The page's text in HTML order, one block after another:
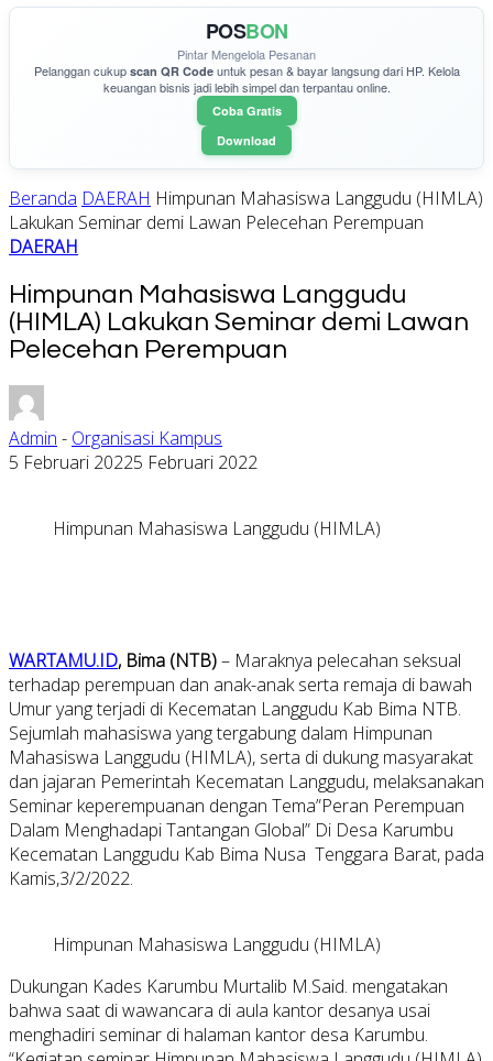
POSBON
Pintar Mengelola Pesanan
Pelanggan cukup scan QR Codeuntuk pesan & bayar langsung dari HP. Kelola
keuangan bisnis jadi lebih simpel dan terpantau online.
Coba Gratis
Download
Beranda DAERAH Himpunan Mahasiswa Langgudu (HIMLA)
Lakukan Seminar demi Lawan Pelecehan Perempuan
DAERAH
Himpunan Mahasiswa Langgudu
(HIMLA) Lakukan Seminar demi Lawan
Pelecehan Perempuan
Admin - Organisasi Kampus
5 Februari 20225 Februari 2022
Himpunan Mahasiswa Langgudu (HIMLA)
WARTAMU.ID, Bima (NTB)– Maraknya pelecahan seksual
terhadap perempuan dan anak-anak serta remaja di bawah
Umur yang terjadi di Kecematan Langgudu Kab Bima NTB.
Sejumlah mahasiswa yang tergabung dalam Himpunan
Mahasiswa Langgudu (HIMLA), serta di dukung masyarakat
dan jajaran Pemerintah Kecematan Langgudu, melaksanakan
Seminar keperempuanan dengan Tema”Peran Perempuan
Dalam Menghadapi Tantangan Global” Di Desa Karumbu
Kecematan Langgudu Kab Bima Nusa Tenggara Barat, pada
Kamis,3/2/2022.
Himpunan Mahasiswa Langgudu (HIMLA)
Dukungan Kades Karumbu Murtalib M.Said. mengatakan
bahwa saat di wawancara di aula kantor desanya usai
menghadiri seminar di halaman kantor desa Karumbu.